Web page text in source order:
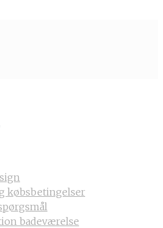
købsbetingelser
badeværelse